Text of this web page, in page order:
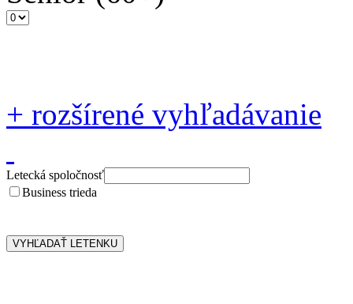
+ rozšírené vyhľadávanie
Letecká spoločnosť
Business trieda